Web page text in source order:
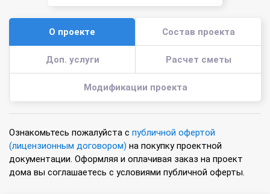
О проекте Состав проекта
Доп. услуги Расчет сметы
Модификации проекта
Ознакомьтесь пожалуйста с публичной офертой
(лицензионным договором) на покупку проектной
документации. Оформляя и оплачивая заказ на проект
дома вы соглашаетесь с условиями публичной оферты.